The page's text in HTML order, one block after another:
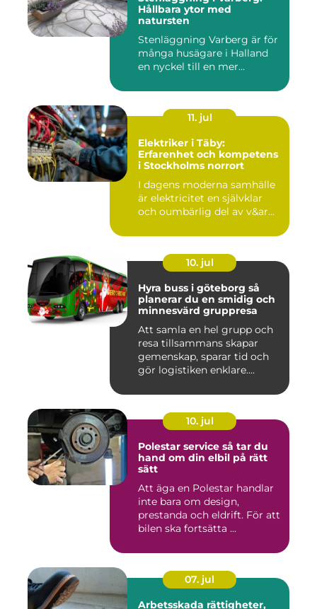
Hållbara ytor med
natursten
Stenläggning Varberg är för
många husägare i Halland
en nyckel till en mer...
11. jul
Elektriker i Täby:
Erfarenhet och kompetens
i Stockholms norrort
I dagens moderna samhälle
är elektricitet en självklar
och oumbärlig del av v&ar...
10. jul
Hyra buss i göteborg så
planerar du en smidig och
minnesvärd gruppresa
Att samla en hel grupp och
resa tillsammans skapar
gemenskap, sparar tid och
gör logistiken enklare....
10. jul
Polestar service så tar du
hand om din elbil på rätt
sätt
Att äga en Polestar handlar
inte bara om design,
prestanda och eldrift. För att
bilen ska fortsätta ...
07. jul
Arbetsskada rättigheter,